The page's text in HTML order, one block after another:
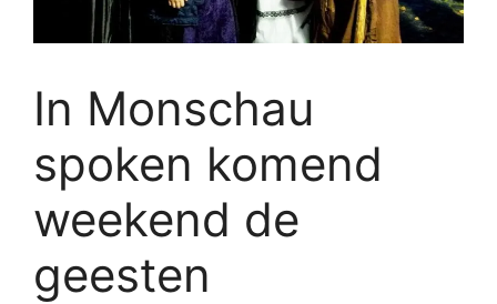
In Monschau
spoken komend
weekend de
geesten